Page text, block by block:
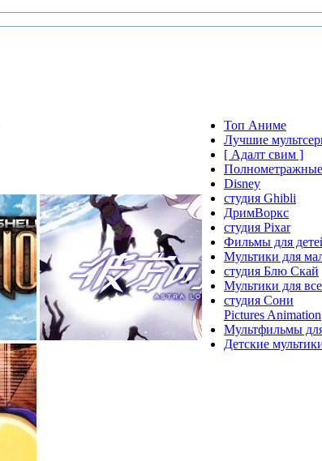
Топ Аниме
Лучшие
[ Адалт свим ]
Disney
студия Ghibli
ДримВоркс
студия Pixar
Фильмы для
Мультики для
студия Блю Скай
Мультики для
студия Сони
Pictures Animation
Мультфильмы
Детские